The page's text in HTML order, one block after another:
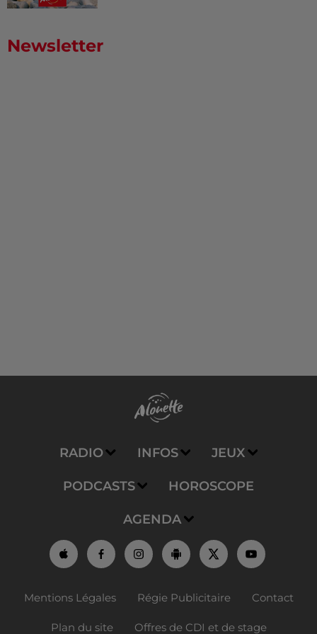
Newsletter
RADIO INFOS JEUX
PODCASTS HOROSCOPE
AGENDA
Mentions Légales Régie Publicitaire Contact
Plan du site Offres de CDI et de stage